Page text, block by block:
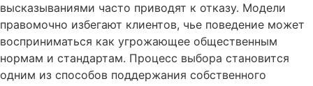
высказываниями часто приводят к отказу. Модели
правомочно избегают клиентов, чье поведение может
восприниматься как угрожающее общественным
нормам и стандартам. Процесс выбора становится
одним из способов поддержания собственного